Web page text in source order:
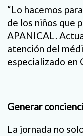
“Lo hacemos
de los niños que
APANICAL.
atención del
especializado en
Generar
La jornada no